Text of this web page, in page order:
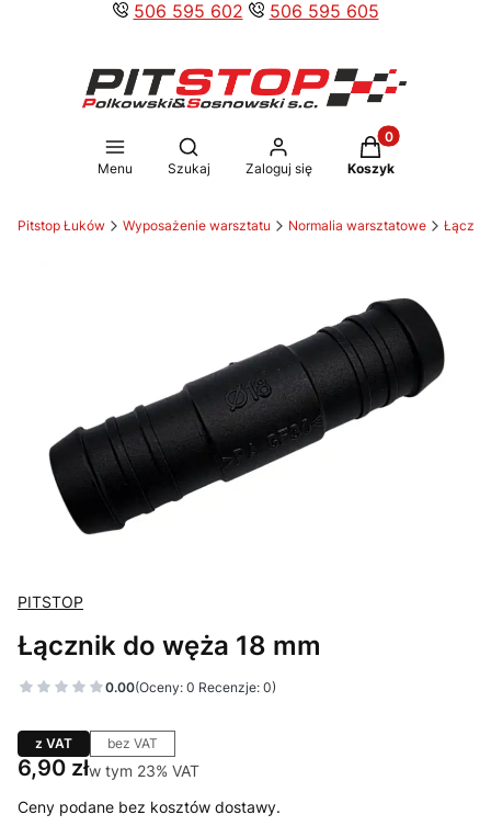
506 595 602 506 595 605
Menu
Otwórz wyszukiwarkę
Szukaj Zaloguj się
Produkty w
Koszyk
Pitstop Łuków Wyposażenie warsztatu Normalia warsztatowe
PITSTOP
Łącznik do węża 18 mm
0.00(Oceny: 0 Recenzje: 0)
z VAT bez VAT
Cena
6,90 złw tym 23% VAT
w tym 23% VAT
Ceny podane bez kosztów dostawy.